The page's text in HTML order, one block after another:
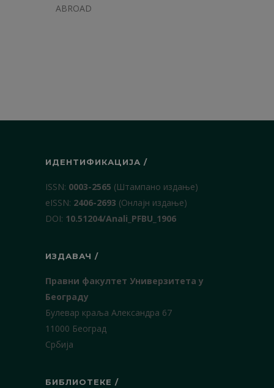
ABROAD
ИДЕНТИФИКАЦИЈА /
ISSN: 0003-2565 (Штампано издање)
еISSN: 2406-2693 (Онлајн издање)
DOI: 10.51204/Anali_PFBU_1906
ИЗДАВАЧ /
Правни факултет Универзитета у
Београду
Булевар краља Александра 67
11000 Београд
Србија
БИБЛИОТЕКЕ /